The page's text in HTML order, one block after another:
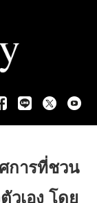
การที่ชวน
เอง โดย